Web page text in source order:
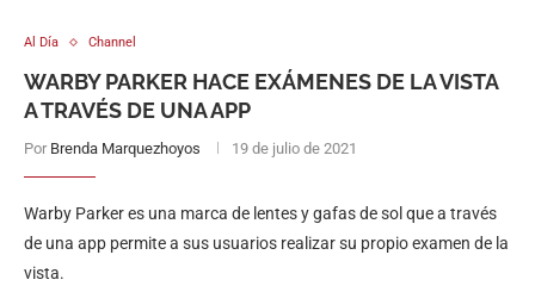
Al Día Channel
WARBY PARKER HACE EXÁMENES DE LA VISTA
A TRAVÉS DE UNA APP
Por Brenda Marquezhoyos 19 de julio de 2021
Warby Parker es una marca de lentes y gafas de sol que a través
de una app permite a sus usuarios realizar su propio examen de la
vista.